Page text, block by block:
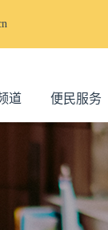
道 便民服务